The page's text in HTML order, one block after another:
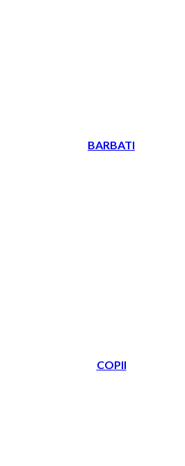
BARBATI
COPII